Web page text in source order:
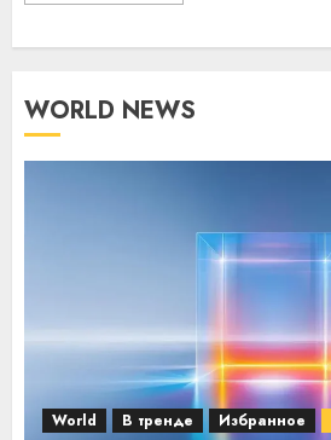
WORLD NEWS
World В тренде Избранное